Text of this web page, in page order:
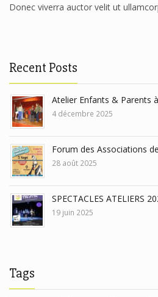
Donec viverra auctor velit ut
Recent Posts
Atelier Enfants & Parents
4 décembre 2025
Forum des Associations
28 août 2025
SPECTACLES ATELIERS
19 juin 2025
Tags